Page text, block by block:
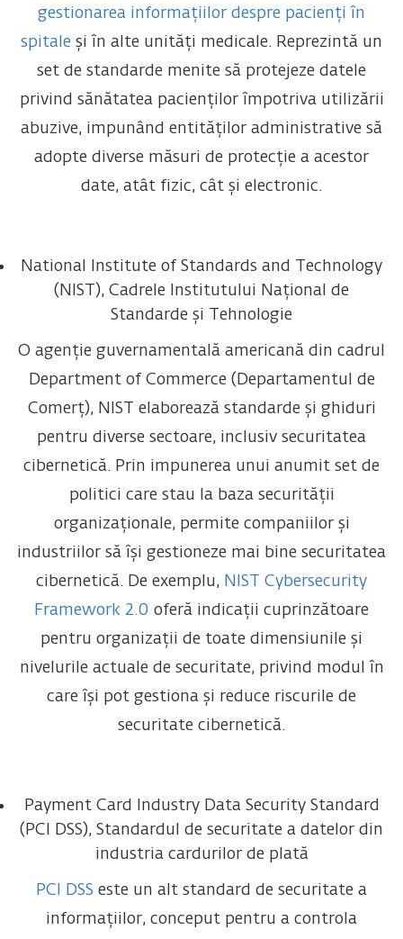
gestionarea informațiilor despre pacienți în
spitale și în alte unități medicale. Reprezintă un
set de standarde menite să protejeze datele
privind sănătatea pacienților împotriva utilizării
abuzive, impunând entităților administrative să
adopte diverse măsuri de protecție a acestor
date, atât fizic, cât și electronic.
National Institute of Standards and Technology
(NIST), Cadrele Institutului Național de
Standarde și Tehnologie
O agenție guvernamentală americană din cadrul
Department of Commerce (Departamentul de
Comerț), NIST elaborează standarde și ghiduri
pentru diverse sectoare, inclusiv securitatea
cibernetică. Prin impunerea unui anumit set de
politici care stau la baza securității
organizaționale, permite companiilor și
industriilor să își gestioneze mai bine securitatea
cibernetică. De exemplu, NIST Cybersecurity
Framework 2.0 oferă indicații cuprinzătoare
pentru organizații de toate dimensiunile și
nivelurile actuale de securitate, privind modul în
care își pot gestiona și reduce riscurile de
securitate cibernetică.
Payment Card Industry Data Security Standard
(PCI DSS), Standardul de securitate a datelor din
industria cardurilor de plată
PCI DSS este un alt standard de securitate a
informațiilor, conceput pentru a controla